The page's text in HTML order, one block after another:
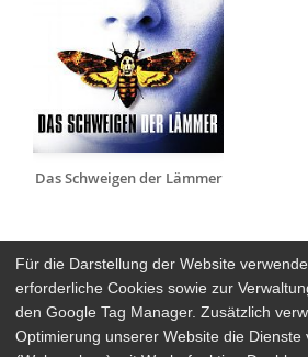
Das Schweigen der Lämmer
Arthaus Stores
Für die Darstellung der Website
erforderliche Cookies sowie zur
den Google Tag Manager. Zusätzlich
Optimierung unserer Website die Dienste